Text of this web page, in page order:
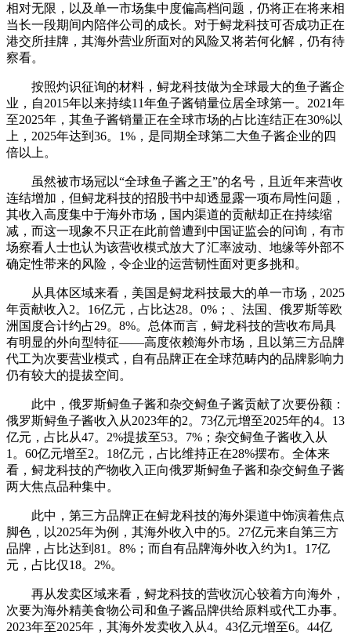
相对无限，以及单一市场集中度偏高档问题，仍将正在将来相
当长一段期间内陪伴公司的成长。对于鲟龙科技可否成功正在
港交所挂牌，其海外营业所面对的风险又将若何化解，仍有待
察看。
按照灼识征询的材料，鲟龙科技做为全球最大的鱼子酱企
业，自2015年以来持续11年鱼子酱销量位居全球第一。2021年
至2025年，其鱼子酱销量正在全球市场的占比连结正在30%以
上，2025年达到36。1%，是同期全球第二大鱼子酱企业的四
倍以上。
虽然被市场冠以“全球鱼子酱之王”的名号，且近年来营收
连结增加，但鲟龙科技的招股书中却透显露一项布局性问题，
其收入高度集中于海外市场，国内渠道的贡献却正在持续缩
减，而这一现象不只正在此前曾遭到中国证监会的问询，有市
场察看人士也认为该营收模式放大了汇率波动、地缘等外部不
确定性带来的风险，令企业的运营韧性面对更多挑和。
从具体区域来看，美国是鲟龙科技最大的单一市场，2025
年贡献收入2。16亿元，占比达28。0%；、法国、俄罗斯等欧
洲国度合计约占29。8%。总体而言，鲟龙科技的营收布局具
有明显的外向型特征——高度依赖海外市场，且以第三方品牌
代工为次要营业模式，自有品牌正在全球范畴内的品牌影响力
仍有较大的提拔空间。
此中，俄罗斯鲟鱼子酱和杂交鲟鱼子酱贡献了次要份额：
俄罗斯鲟鱼子酱收入从2023年的2。73亿元增至2025年的4。13
亿元，占比从47。2%提拔至53。7%；杂交鲟鱼子酱收入从
1。60亿元增至2。18亿元，占比维持正在28%摆布。全体来
看，鲟龙科技的产物收入正向俄罗斯鲟鱼子酱和杂交鲟鱼子酱
两大焦点品种集中。
此中，第三方品牌正在鲟龙科技的海外渠道中饰演着焦点
脚色，以2025年为例，其海外收入中的5。27亿元来自第三方
品牌，占比达到81。8%；而自有品牌海外收入约为1。17亿
元，占比仅18。2%。
再从发卖区域来看，鲟龙科技的营收沉心较着方向海外，
次要为海外精美食物公司和鱼子酱品牌供给原料或代工办事。
2023年至2025年，其海外发卖收入从4。43亿元增至6。44亿